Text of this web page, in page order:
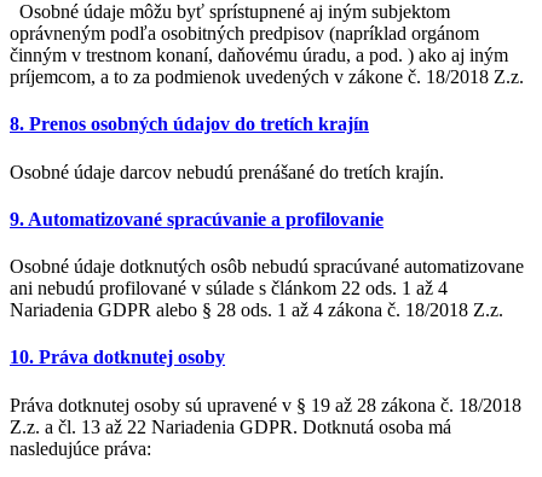
Osobné údaje môžu byť sprístupnené aj iným subjektom
oprávneným podľa osobitných predpisov (napríklad orgánom
činným v trestnom konaní, daňovému úradu, a pod. ) ako aj iným
príjemcom, a to za podmienok uvedených v zákone č. 18/2018 Z.z.
8. Prenos osobných údajov do tretích krajín
Osobné údaje darcov nebudú prenášané do tretích krajín.
9. Automatizované spracúvanie a profilovanie
Osobné údaje dotknutých osôb nebudú spracúvané automatizovane
ani nebudú profilované v súlade s článkom 22 ods. 1 až 4
Nariadenia GDPR alebo § 28 ods. 1 až 4 zákona č. 18/2018 Z.z.
10. Práva dotknutej osoby
Práva dotknutej osoby sú upravené v § 19 až 28 zákona č. 18/2018
Z.z. a čl. 13 až 22 Nariadenia GDPR. Dotknutá osoba má
nasledujúce práva: